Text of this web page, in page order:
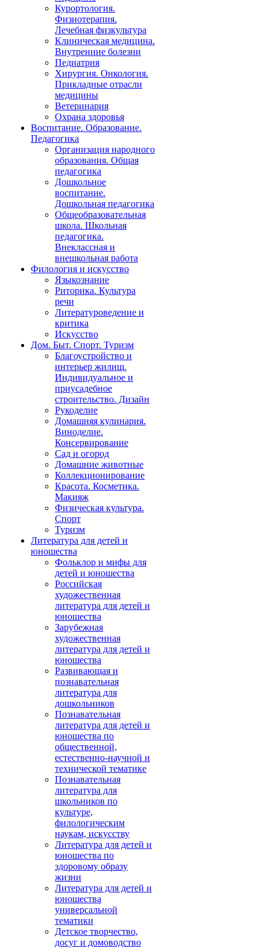
Курортология.
Физиотерапия.
Лечебная физкультура
Клиническая медицина.
Внутренние болезни
Педиатрия
Хирургия. Онкология.
Прикладные отрасли
медицины
Ветеринария
Охрана здоровья
Воспитание. Образование.
Педагогика
Организация народного
образования. Общая
педагогика
Дошкольное
воспитание.
Дошкольная педагогика
Общеобразовательная
школа. Школьная
педагогика.
Внеклассная и
внешкольная работа
Филология и искусство
Языкознание
Риторика. Культура
речи
Литературоведение и
критика
Искусство
Дом. Быт. Спорт. Туризм
Благоустройство и
интерьер жилищ.
Индивидуальное и
приусадебное
строительство. Дизайн
Рукоделие
Домашняя кулинария.
Виноделие.
Консервирование
Сад и огород
Домашние животные
Коллекционирование
Красота. Косметика.
Макияж
Физическая культура.
Спорт
Туризм
Литература для детей и
юношества
Фольклор и мифы для
детей и юношества
Российская
художественная
литература для детей и
юношества
Зарубежная
художественная
литература для детей и
юношества
Развивающая и
познавательная
литература для
дошкольников
Познавательная
литература для детей и
юношества по
общественной,
естественно-научной и
технической тематике
Познавательная
литература для
школьников по
культуре,
филологическим
наукам, искусству
Литература для детей и
юношества по
здоровому образу
жизни
Литература для детей и
юношества
универсальной
тематики
Детское творчество,
досуг и домоводство